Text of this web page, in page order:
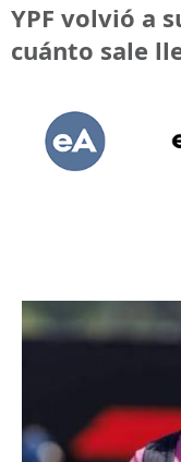
YPF volvió a
cuánto sale